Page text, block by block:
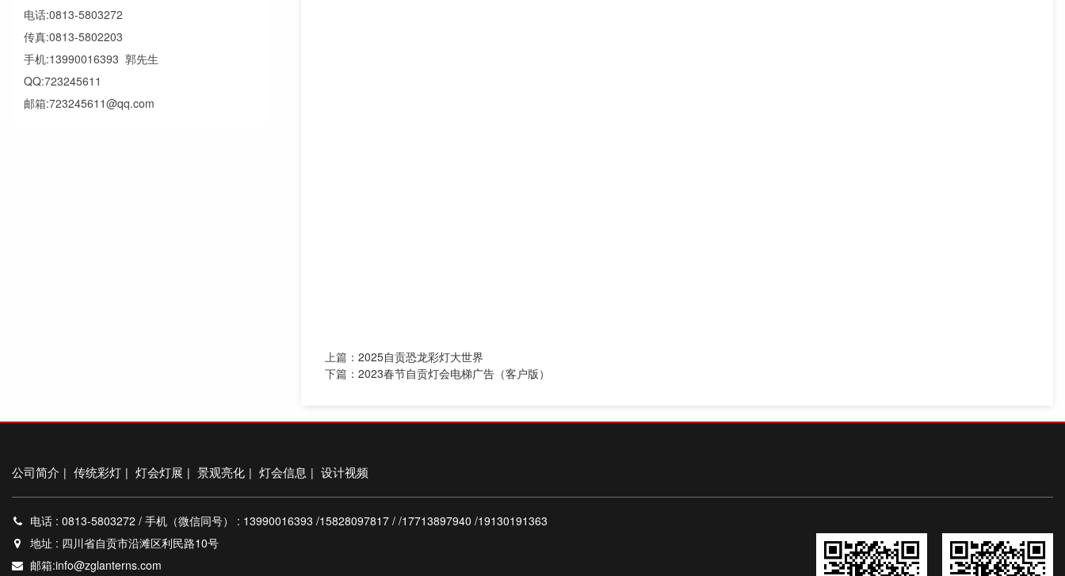
电话:0813-5803272
传真:0813-5802203
手机:13990016393 郭先生
QQ:723245611
邮箱:723245611@qq.com
上篇： 2025自贡恐龙彩灯大世界
下篇： 2023春节自贡灯会电梯广告（客户版）
公司简介 | 传统彩灯 | 灯会灯展 | 景观亮化 | 灯会信息 | 设计视频
电话 : 0813-5803272 / 手机（微信同号） : 13990016393 /15828097817 / /17713897940 /19130191363
地址 : 四川省自贡市沿滩区利民路10号
邮箱:info@zglanterns.com